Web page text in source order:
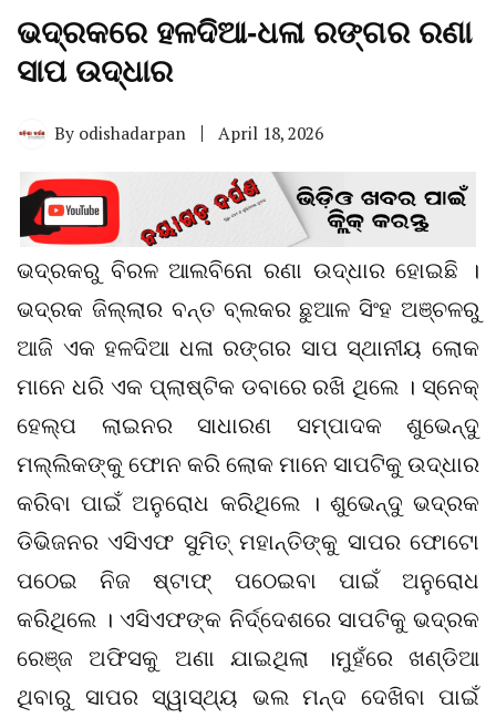
ଭଦ୍ରକରେ ହଳଦିଆ-ଧଳା ରଙ୍ଗର ରଣା
ସାପ ଉଦ୍ଧାର
By odishadarpan April 18, 2026
ଭଦ୍ରକରୁ ବିରଳ ଆଲବିନୋ ରଣା ଉଦ୍ଧାର ହୋଇଛି ।
ଭଦ୍ରକ ଜିଲ୍ଲାର ବନ୍ତ ବ୍ଲକର ଛୁଆଳ ସିଂହ ଅଞ୍ଚଳରୁ
ଆଜି ଏକ ହଳଦିଆ ଧଳା ରଙ୍ଗର ସାପ ସ୍ଥାନୀୟ ଲୋକ
ମାନେ ଧରି ଏକ ପ୍ଲାଷ୍ଟିକ ଡବାରେ ରଖି ଥିଲେ । ସ୍ନେକ୍
ହେଲ୍ପ ଲାଇନର ସାଧାରଣ ସମ୍ପାଦକ ଶୁଭେନ୍ଦୁ
ମଲ୍ଲିକଙ୍କୁ ଫୋନ କରି ଲୋକ ମାନେ ସାପଟିକୁ ଉଦ୍ଧାର
କରିବା ପାଇଁ ଅନୁରୋଧ କରିଥିଲେ । ଶୁଭେନ୍ଦୁ ଭଦ୍ରକ
ଡିଭିଜନର ଏସିଏଫ ସୁମିତ୍ ମହାନ୍ତିଙ୍କୁ ସାପର ଫୋଟୋ
ପଠେଇ ନିଜ ଷ୍ଟାଫ୍ ପଠେଇବା ପାଇଁ ଅନୁରୋଧ
କରିଥିଲେ । ଏସିଏଫଙ୍କ ନିର୍ଦ୍ଦେଶରେ ସାପଟିକୁ ଭଦ୍ରକ
ରେଞ୍ଜ ଅଫିସକୁ ଅଣା ଯାଇଥିଲା ।ମୁହଁରେ ଖଣ୍ଡିଆ
ଥିବାରୁ ସାପର ସ୍ୱାସ୍ଥ୍ୟ ଭଲ ମନ୍ଦ ଦେଖିବା ପାଇଁ